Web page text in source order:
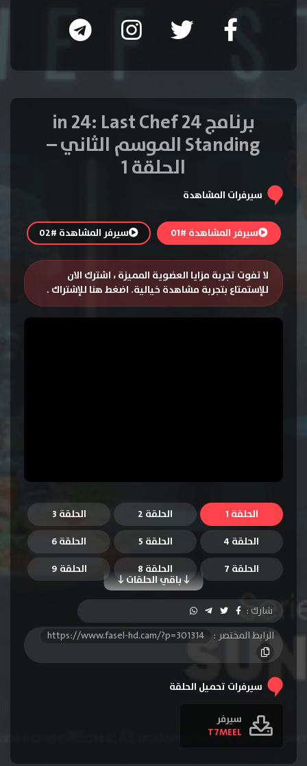
برنامج 24 in 24: Last Chef
Standing الموسم الثاني –
الحلقة 1
سيرفرات المشاهدة
سيرفر المشاهدة #01 سيرفر المشاهدة #02
لا تفوت تجربة مزايا العضوية المميزة ، اشترك الان
للإستمتاع بتجربة مشاهدة خيالية. اضغط هنا للإشتراك .
الحلقة 1 الحلقة 2
الحلقة 3
الحلقة 4
الحلقة 5 الحلقة 6
باقي الحلقات
الحلقة 7 الحلقة 8 الحلقة 9
شارك :
الرابط المختصر :
https://www.fasel-hd.cam/?p=301314
سيرفرات تحميل الحلقة
سيرفر
T7MEEL